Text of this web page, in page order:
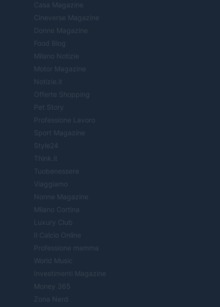
Casa Magazine
Cineverse Magazine
Donne Magazine
Food Blog
Milano Notizie
Motor Magazine
Notizie.it
Offerte Shopping
Pet Story
Professione Lavoro
Sport Magazine
Style24
Think.it
Tuobenessere
Viaggiamo
Nonne Magazine
Milano Cortina
Luxury Club
Il Calcio Online
Professione mamma
World Music
Investimenti Magazine
Money 365
Zona Nerd